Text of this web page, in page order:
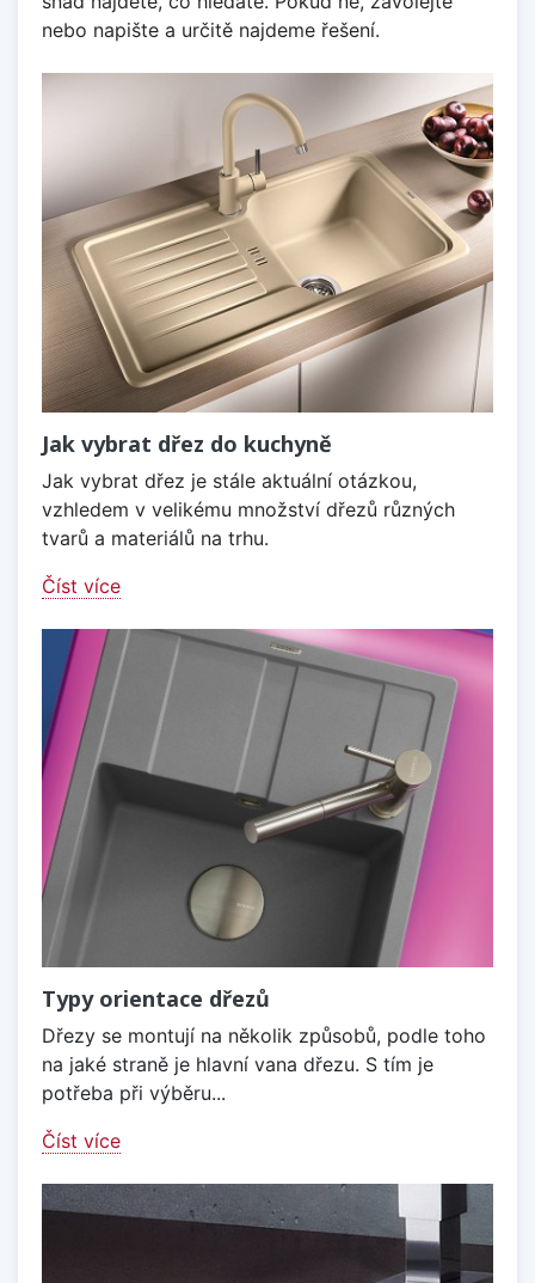
nebo napište a určitě najdeme řešení.
Jak vybrat dřez do kuchyně
Jak vybrat dřez je stále aktuální otázkou,
vzhledem v velikému množství dřezů různých
tvarů a materiálů na trhu.
Číst více
Typy orientace dřezů
Dřezy se montují na několik způsobů, podle toho
na jaké straně je hlavní vana dřezu. S tím je
potřeba při výběru...
Číst více